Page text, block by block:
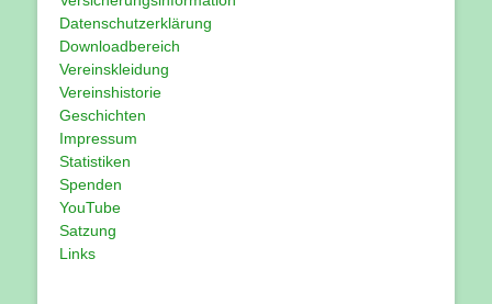
Datenschutzerklärung
Downloadbereich
Vereinskleidung
Vereinshistorie
Geschichten
Impressum
Statistiken
Spenden
YouTube
Satzung
Links